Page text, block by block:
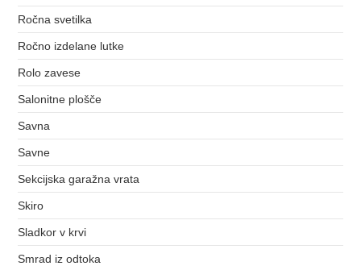
Ročna svetilka
Ročno izdelane lutke
Rolo zavese
Salonitne plošče
Savna
Savne
Sekcijska garažna vrata
Skiro
Sladkor v krvi
Smrad iz odtoka